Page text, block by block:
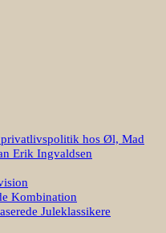
hos Øl, Mad
Erik Ingvaldsen
Kombination
Juleklassikere